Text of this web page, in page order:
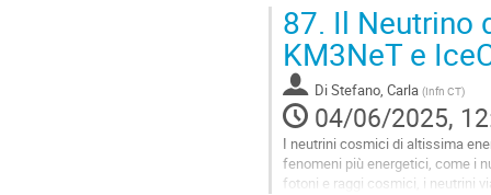
Go
to
contribution
page
87. Il Neutrino
KM3NeT e
Di Stefano, Carla (Infn CT)
04/06/2025,
I neutrini cosmici di altissima
fenomeni più energetici, come i
fotoni e raggi cosmici, i neutrini